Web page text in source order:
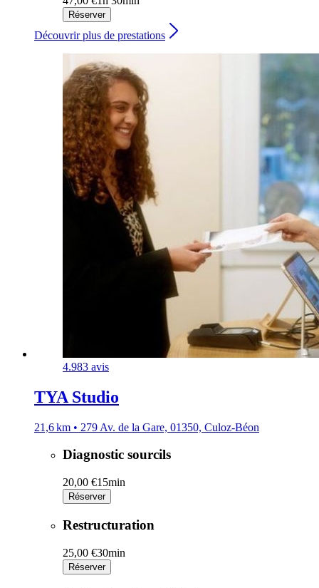
Réserver
Découvrir plus de prestations
4.983 avis
TYA Studio
21,6 km • 279 Av. de la Gare, 01350, Culoz-Béon
Diagnostic sourcils
20,00 €15min
Réserver
Restructuration
25,00 €30min
Réserver